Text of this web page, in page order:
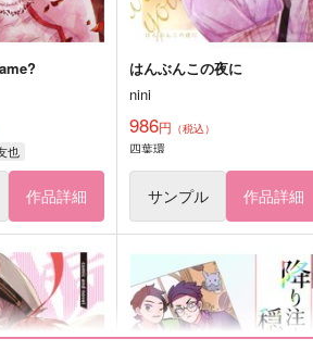
也
作品詳細
はんぶんこの夜に
nini
986円 （税込）
四葉環
サンプル 作品詳細